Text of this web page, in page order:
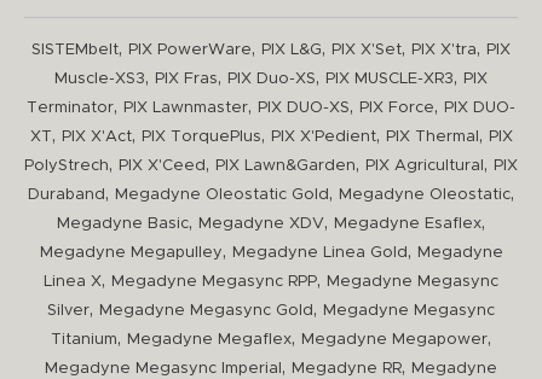
SISTEMbelt, PIX PowerWare, PIX L&G, PIX X'Set, PIX X'tra,
PIX
Muscle-XS3, PIX Fras, PIX Duo-XS, PIX MUSCLE-XR3,
PIX
Terminator, PIX Lawnmaster, PIX DUO-XS, PIX Force,
PIX DUO-
XT, PIX X'Act, PIX TorquePlus, PIX X'Pedient, PIX Thermal ,
PIX
PolyStrech, PIX X'Ceed , PIX Lawn&Garden, PIX Agricultural ,
PIX
Duraband , Megadyne Oleostatic Gold , Megadyne Oleostatic,
Megadyne Basic, Megadyne XDV, Megadyne Esaflex,
Megadyne Megapulley, Megadyne Linea Gold ,
Megadyne
Linea X, Megadyne Megasync RPP,
Megadyne Megasync
Silver, Megadyne Megasync Gold ,
Megadyne Megasync
Titanium, Megadyne Megaflex, Megadyne Megapower,
Megadyne Megasync Imperial , Megadyne RR, Megadyne